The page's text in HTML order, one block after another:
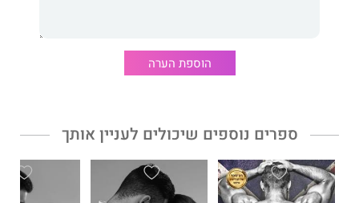
אני נשבעת שלעולם לא ארד על הברכיים בפני גבר…
והוא יביא עליי את אסוני.
הוספת הערה
ספרים נוספים שיכולים לעניין אותך